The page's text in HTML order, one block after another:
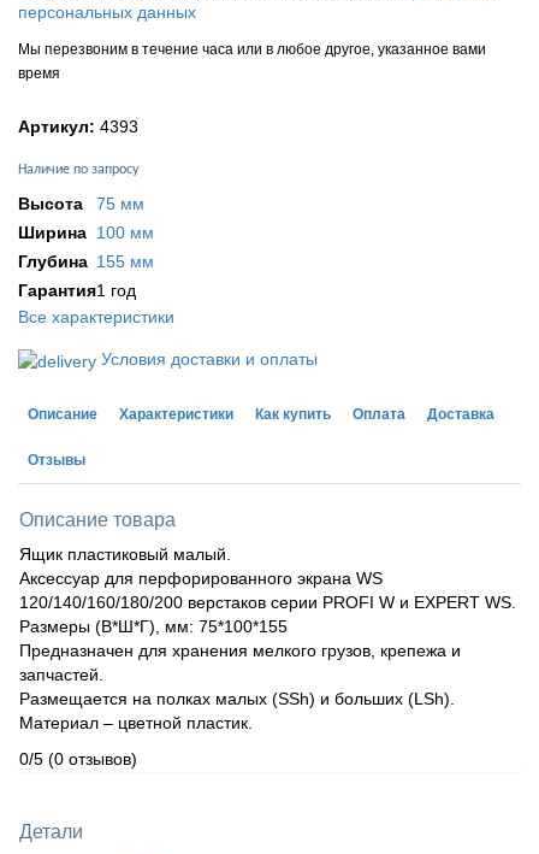
персональных данных
Мы перезвоним в течение часа или в любое другое, указанное вами
время
Артикул: 4393
Наличие по запросу
Высота
75 мм
Ширина 100 мм
Глубина 155 мм
Гарантия1 год
Все характеристики
Условия доставки и оплаты
Описание Характеристики Как купить Оплата Доставка
Отзывы
Описание товара
Ящик пластиковый малый.
Аксессуар для перфорированного экрана WS
120/140/160/180/200 верстаков серии PROFI W и EXPERT WS.
Размеры (В*Ш*Г), мм: 75*100*155
Предназначен для хранения мелкого грузов, крепежа и
запчастей.
Размещается на полках малых (SSh) и больших (LSh).
Материал – цветной пластик.
0/5 (0 отзывов)
Детали